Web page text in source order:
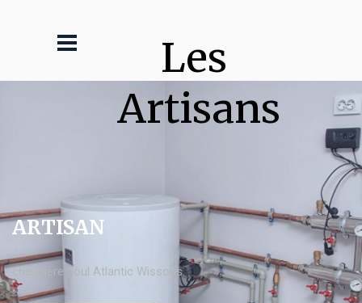
Les
Artisans
ARTISAN
chaudière fioul Atlantic Wissous